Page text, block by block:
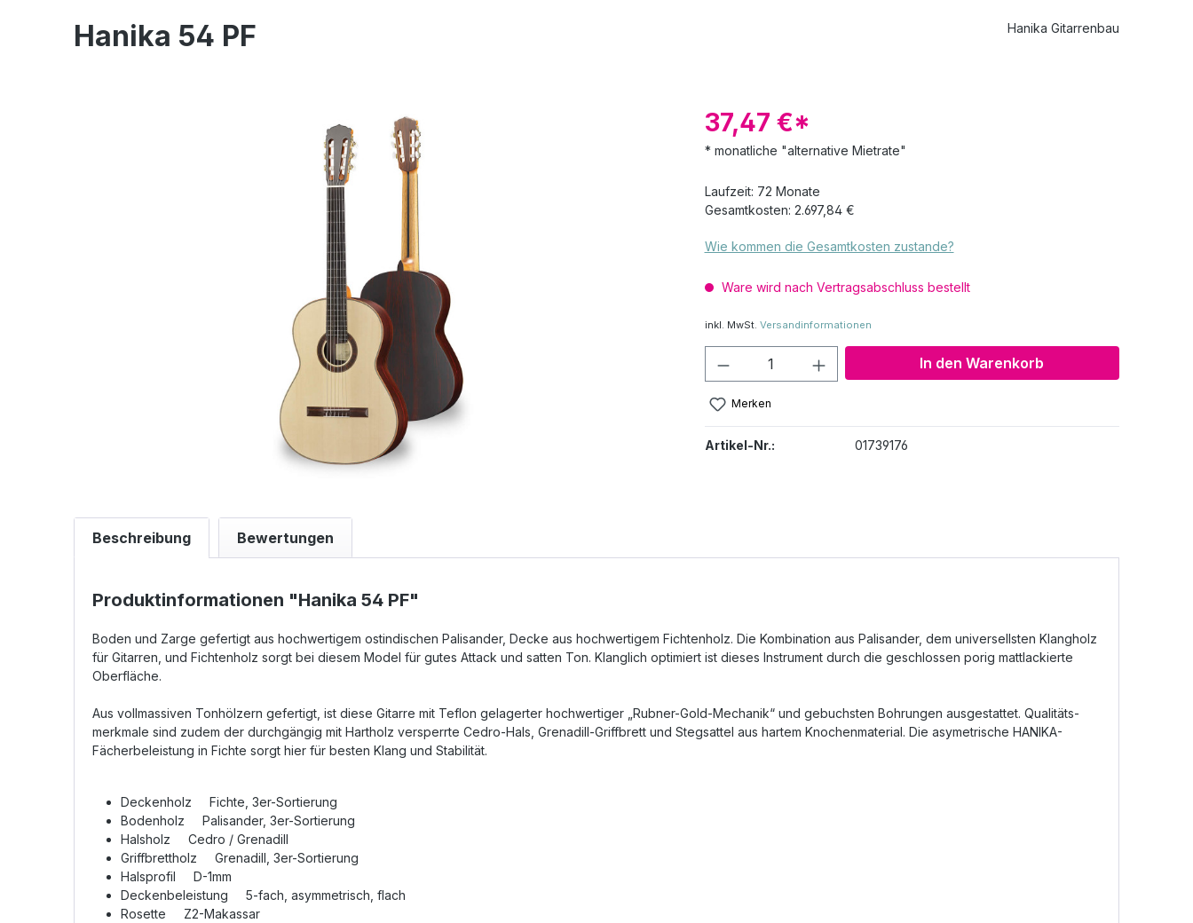
Hanika 54 PF Hanika Gitarrenbau
37,47 €*
* monatliche "alternative Mietrate"
Laufzeit: 72 Monate
Gesamtkosten: 2.697,84 €
Wie kommen die Gesamtkosten zustande?
Ware wird nach Vertragsabschluss bestellt
inkl. MwSt. Versandinformationen
Produkt Anzahl: Gib den gewünschten Wert
In den Warenkorb
Merken
Artikel-Nr.: 01739176
Beschreibung Bewertungen
Produktinformationen "Hanika 54 PF"
Boden und Zarge gefertigt aus hoch­wertigem ostindischen Palisander, Decke aus hoch­wertigem Fichtenholz. Die Kombination aus Palisander, dem universellsten Klangholz
für Gitarren, und Fichtenholz sorgt bei diesem Model für gutes Attack und satten Ton. Klanglich optimiert ist dieses Instrument durch die geschlossen porig matt­lackierte
Oberfläche.
Aus vollmassiven Tonhölzern gefertigt, ist diese Gitarre mit Teflon gelagerter hoch­wertiger „Rubner-Gold-Mechanik“ und gebuchsten Bohrungen ausgestattet. Qualitäts­
merkmale sind zudem der durch­gängig mit Hartholz versperrte Cedro-Hals, Grenadill-Griffbrett und Stegsattel aus hartem Knochen­material. Die asymetrische HANIKA-
Fächer­beleistung in Fichte sorgt hier für besten Klang und Stabilität.
Deckenholz Fichte, 3er-Sortierung
Bodenholz Palisander, 3er-Sortierung
Halsholz Cedro / Grenadill
Griffbrettholz Grenadill, 3er-Sortierung
Halsprofil D-1mm
Deckenbeleistung 5-fach, asymmetrisch, flach
Rosette Z2-Makassar